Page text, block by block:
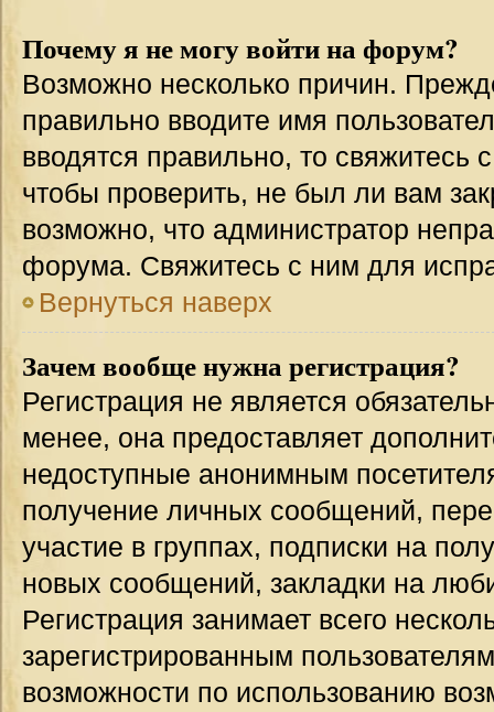
Почему я не могу войти на форум?
Возможно несколько причин.
правильно вводите имя
вводятся правильно, то
чтобы проверить, не был ли вам
возможно, что администратор
форума. Свяжитесь с ним для
Вернуться наверх
Зачем вообще нужна регистрация?
Регистрация не является
менее, она предоставляет
недоступные анонимным
получение личных сообщений,
участие в группах, подписки на
новых сообщений, закладки на
Регистрация занимает всего
зарегистрированным
возможности по использованию